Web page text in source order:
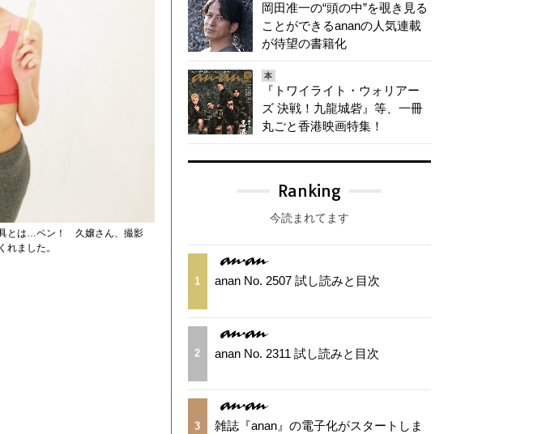
とは…ペン！ 久嬢さん、撮影
れました。
岡田准一の“頭の中”を覗き見る
ことができるananの人気連載
が待望の書籍化
本
『トワイライト・ウォリアー
ズ 決戦！九龍城砦』等、一冊
丸ごと香港映画特集！
Ranking
今読まれてます
1 anan No. 2507 試し読みと目次
2 anan No. 2311 試し読みと目次
3
雑誌『anan』の電子化がスタートしま